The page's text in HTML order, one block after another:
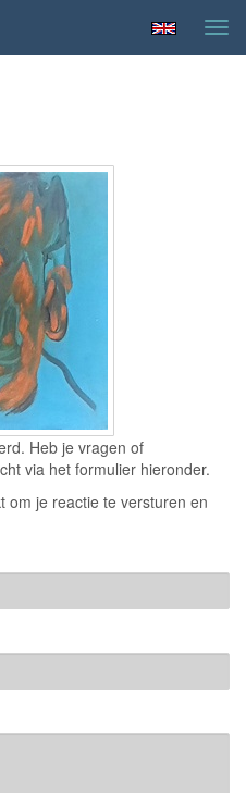
Heb je vragen of
via het formulier hieronder.
om je reactie te versturen en